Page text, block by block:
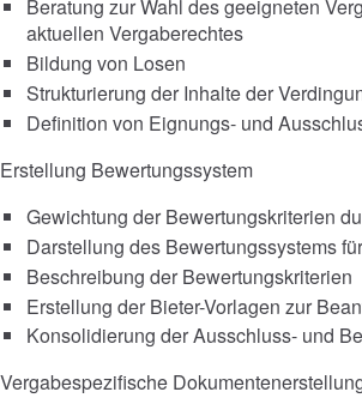
Beratung zur Wahl des geeigneten
aktuellen Vergaberechtes
Bildung von Losen
Strukturierung der Inhalte der
Definition von Eignungs- und
Erstellung Bewertungssystem
Gewichtung der Bewertungskriterien
Darstellung des Bewertungssystems
Beschreibung der Bewertungskriterien
Erstellung der Bieter-Vorlagen zur
Konsolidierung der Ausschluss- und
Vergabespezifische